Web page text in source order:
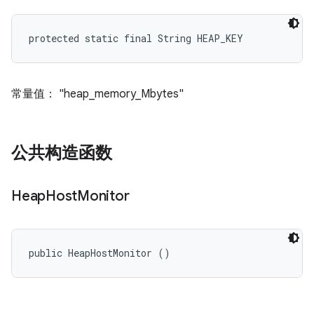
protected static final String HEAP_KEY
常量值： "heap_memory_Mbytes"
公共构造函数
HeapHostMonitor
public HeapHostMonitor ()